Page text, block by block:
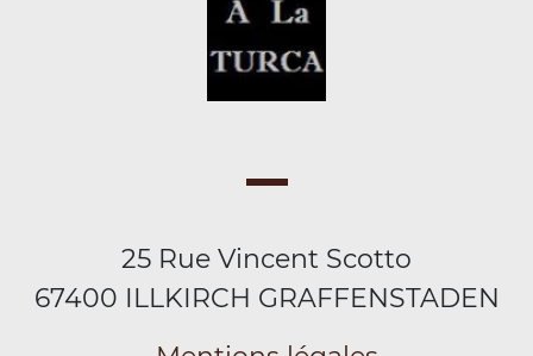
25 Rue Vincent Scotto
67400 ILLKIRCH GRAFFENSTADEN